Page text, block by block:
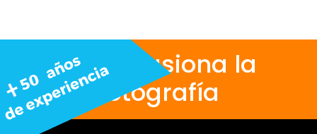
Nos apasiona la
fotografía